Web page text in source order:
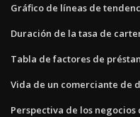
Gráfico de líneas de
Duración de la tasa de
Tabla de factores de
Vida de un comerciante de
Perspectiva de los